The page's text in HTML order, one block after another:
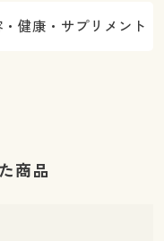
・健康・サプリメント
商品